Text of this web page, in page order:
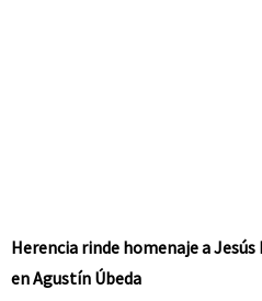
Herencia rinde homenaje a
en Agustín Úbeda